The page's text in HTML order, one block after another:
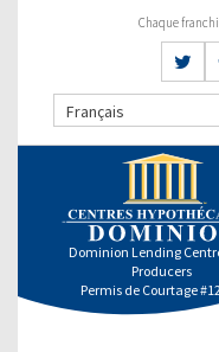
Chaque
Français
Dominion Lending
Producers
Permis de Courtage